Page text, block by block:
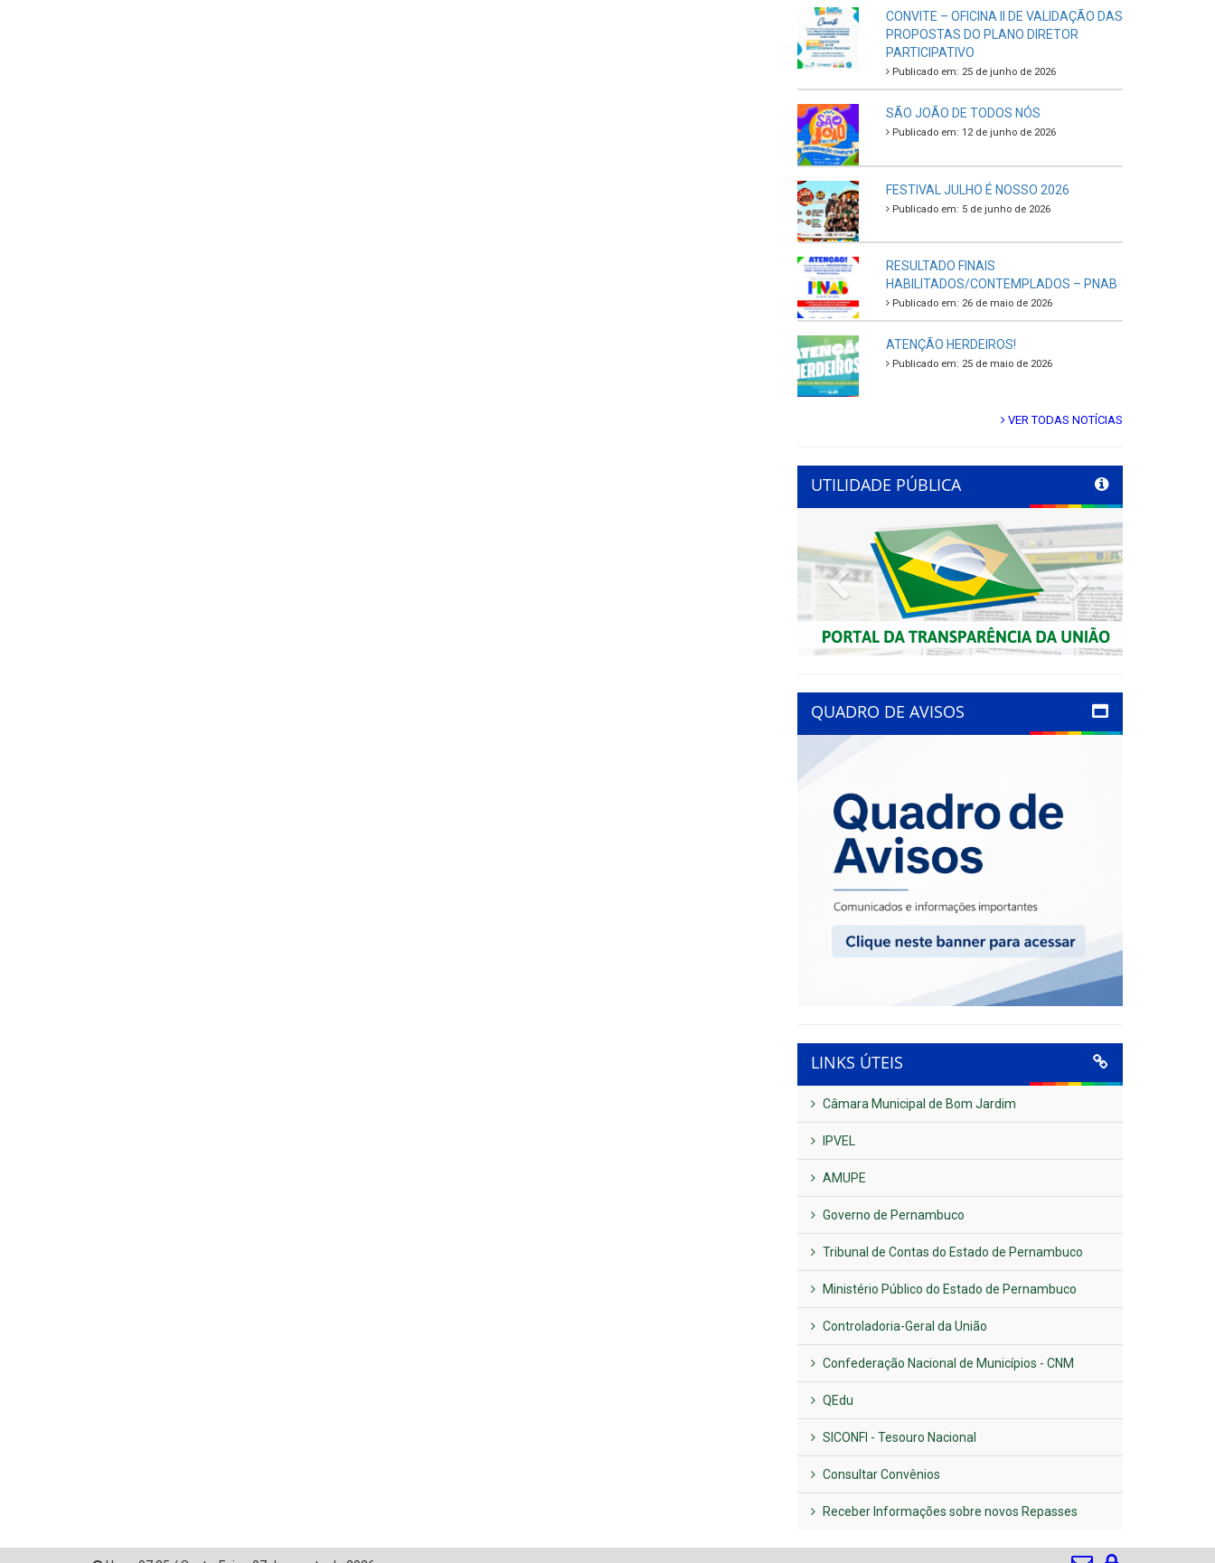
CONVITE – OFICINA II DE VALIDAÇÃO DAS
PROPOSTAS DO PLANO DIRETOR
PARTICIPATIVO
Publicado em: 25 de junho de 2026
SÃO JOÃO DE TODOS NÓS
Publicado em: 12 de junho de 2026
FESTIVAL JULHO É NOSSO 2026
Publicado em: 5 de junho de 2026
RESULTADO FINAIS
HABILITADOS/CONTEMPLADOS – PNAB
Publicado em: 26 de maio de 2026
ATENÇÃO HERDEIROS!
Publicado em: 25 de maio de 2026
VER TODAS NOTÍCIAS
UTILIDADE PÚBLICA
Previous Next
QUADRO DE AVISOS
LINKS ÚTEIS
Câmara Municipal de Bom Jardim
IPVEL
AMUPE
Governo de Pernambuco
Tribunal de Contas do Estado de Pernambuco
Ministério Público do Estado de Pernambuco
Controladoria-Geral da União
Confederação Nacional de Municípios - CNM
QEdu
SICONFI - Tesouro Nacional
Consultar Convênios
Receber Informações sobre novos Repasses